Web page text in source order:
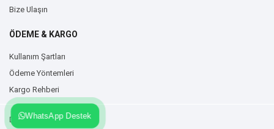
Bize Ulaşın
ÖDEME & KARGO
Kullanım Şartları
Ödeme Yöntemleri
Kargo Rehberi
Duvarzemin.com © 2026
WhatsApp Destek